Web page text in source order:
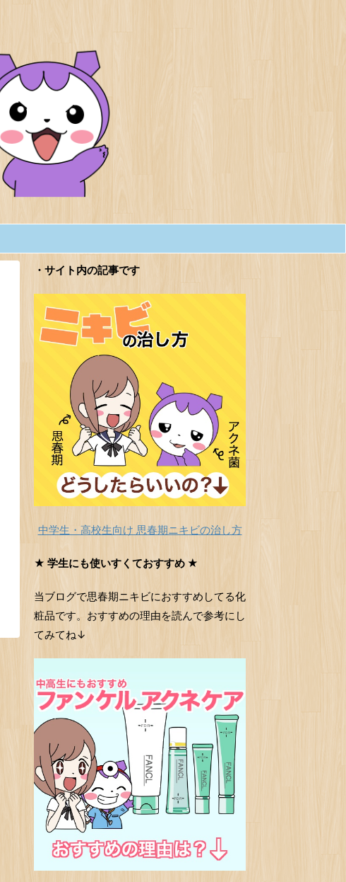
・サイト内の記事です
中学生・高校生向け 思春期ニキビの治し方
★ 学生にも使いすくておすすめ ★
当ブログで思春期ニキビにおすすめしてる化
粧品です。おすすめの理由を読んで参考にし
てみてね↓